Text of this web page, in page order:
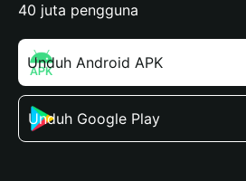
40 juta pengguna
Unduh Android APK
Unduh Google Play